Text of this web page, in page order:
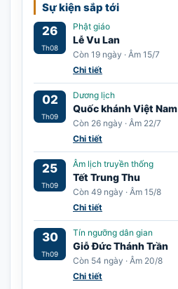
Sự kiện sắp tới
26
Th08
Phật giáo
Lễ Vu Lan
Còn 19 ngày · Âm 15/7
Chi tiết
02
Th09
Dương lịch
Quốc khánh Việt Nam
Còn 26 ngày · Âm 22/7
Chi tiết
25
Th09
Âm lịch truyền thống
Tết Trung Thu
Còn 49 ngày · Âm 15/8
Chi tiết
30
Th09
Tín ngưỡng dân gian
Giỗ Đức Thánh Trần
Còn 54 ngày · Âm 20/8
Chi tiết